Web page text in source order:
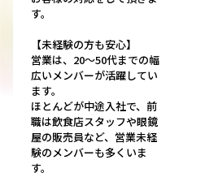
す。
【未経験の方も安心】
営業は、20～50代までの幅
広いメンバーが活躍してい
ます。
ほとんどが中途入社で、前
職は飲食店スタッフや眼鏡
屋の販売員など、営業未経
験のメンバーも多くいま
す。